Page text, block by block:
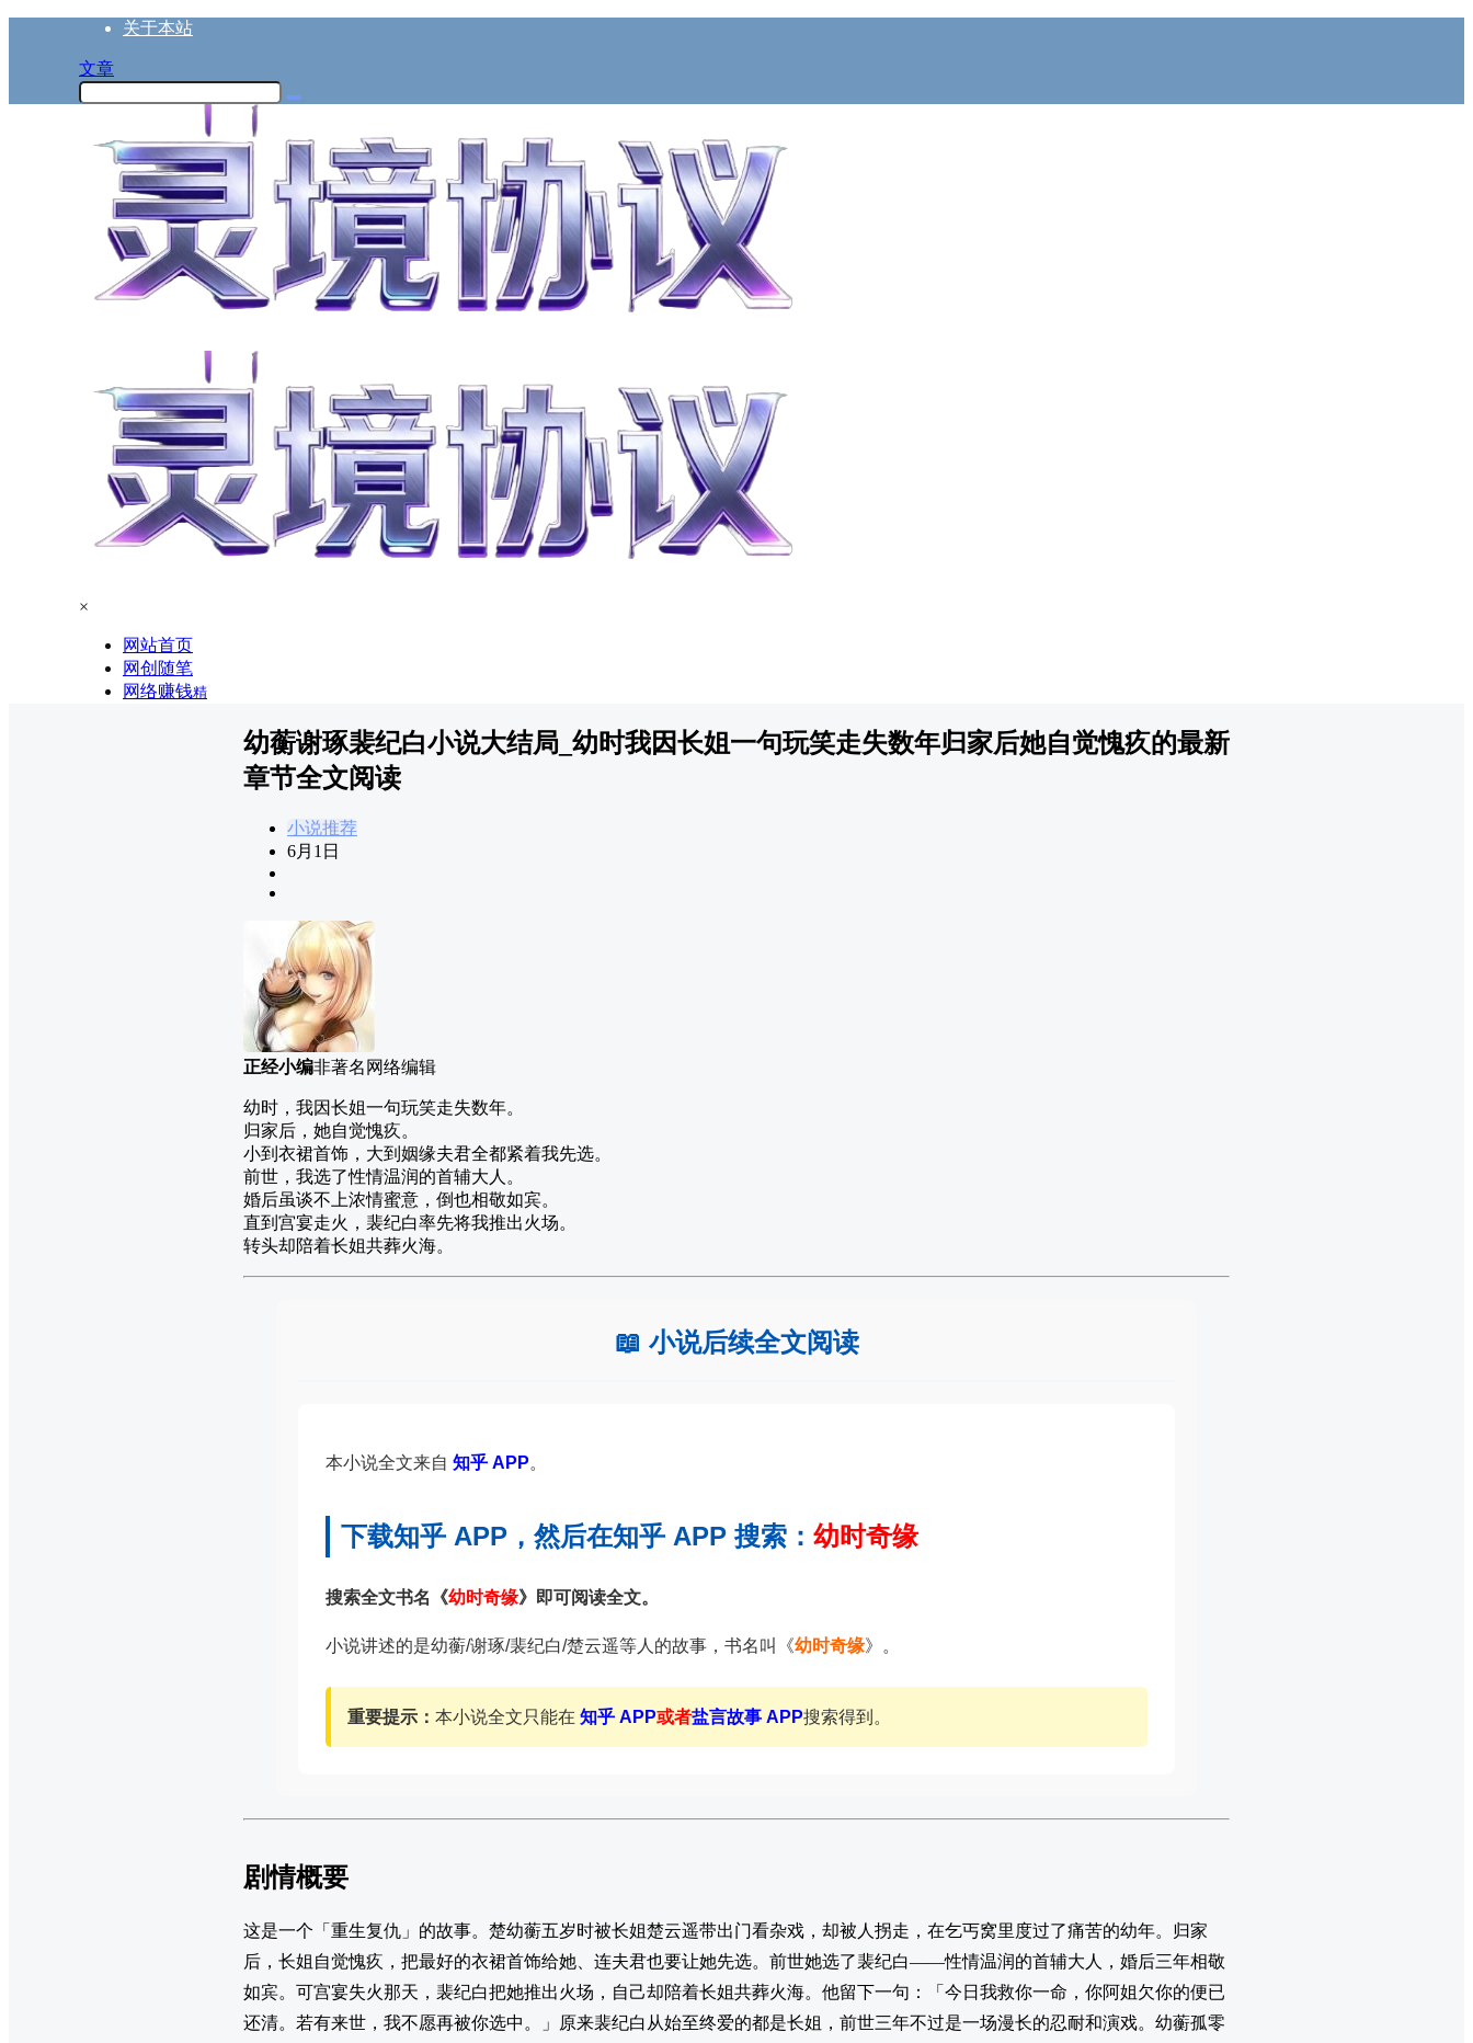
关于本站
文章
×
网站首页
网创随笔
网络赚钱精
幼蘅谢琢裴纪白小说大结局_幼时我因长姐一句玩笑走失数年归家后她自觉愧疚的最新
章节全文阅读
小说推荐
6月1日
正经小编非著名网络编辑
幼时，我因长姐一句玩笑走失数年。
归家后，她自觉愧疚。
小到衣裙首饰，大到姻缘夫君全都紧着我先选。
前世，我选了性情温润的首辅大人。
婚后虽谈不上浓情蜜意，倒也相敬如宾。
直到宫宴走火，裴纪白率先将我推出火场。
转头却陪着长姐共葬火海。
📖 小说后续全文阅读
本小说全文来自 知乎 APP。
下载知乎 APP，然后在知乎 APP 搜索： 幼时奇缘
搜索全文书名《幼时奇缘》即可阅读全文。
小说讲述的是幼蘅/谢琢/裴纪白/楚云遥等人的故事，书名叫《幼时奇缘》。
重要提示： 本小说全文只能在 知乎 APP或者盐言故事 APP搜索得到。
剧情概要
这是一个「重生复仇」的故事。楚幼蘅五岁时被长姐楚云遥带出门看杂戏，却被人拐走，在乞丐窝里度过了痛苦的幼年。归家
后，长姐自觉愧疚，把最好的衣裙首饰给她、连夫君也要让她先选。前世她选了裴纪白——性情温润的首辅大人，婚后三年相敬
如宾。可宫宴失火那天，裴纪白把她推出火场，自己却陪着长姐共葬火海。他留下一句：「今日我救你一命，你阿姐欠你的便已
还清。若有来世，我不愿再被你选中。」原来裴纪白从始至终爱的都是长姐，前世三年不过是一场漫长的忍耐和演戏。幼蘅孤零